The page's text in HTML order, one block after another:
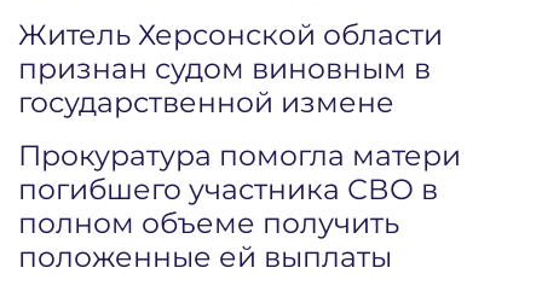
Житель Херсонской области
признан судом виновным в
государственной измене
Прокуратура помогла матери
погибшего участника СВО в
полном объеме получить
положенные ей выплаты